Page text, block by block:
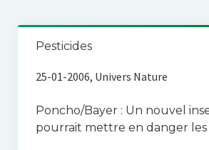
Impressum
Pesticides
25-01-2006, Univers Nature
Poncho/Bayer : Un nouvel
pourrait mettre en danger les